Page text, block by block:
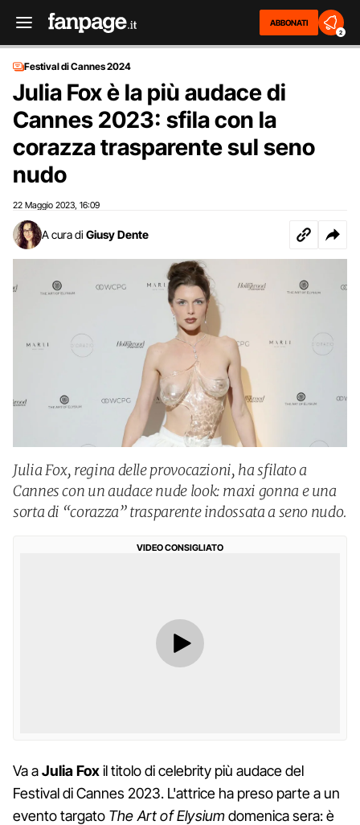
ABBONATI
2
Festival di Cannes 2024
Julia Fox è la più audace di
Cannes 2023: sfila con la
corazza trasparente sul seno
nudo
22 Maggio 2023 16:09
A cura di Giusy Dente
Julia Fox, regina delle provocazioni, ha sfilato a
Cannes con un audace nude look: maxi gonna e una
sorta di “corazza” trasparente indossata a seno nudo.
VIDEO CONSIGLIATO
Va aJulia Foxil titolo di celebrity più audace del
Festival di Cannes 2023. L'attrice ha preso parte a un
evento targato The Art of Elysiumdomenica sera: è